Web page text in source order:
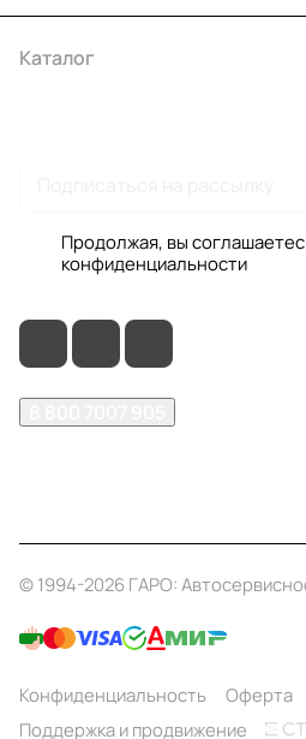
Каталог
Продолжая, вы
конфиденциальности
© 1994-2026 ГАРО:
Конфиденциальность
Оферта
Поддержка и продвижение